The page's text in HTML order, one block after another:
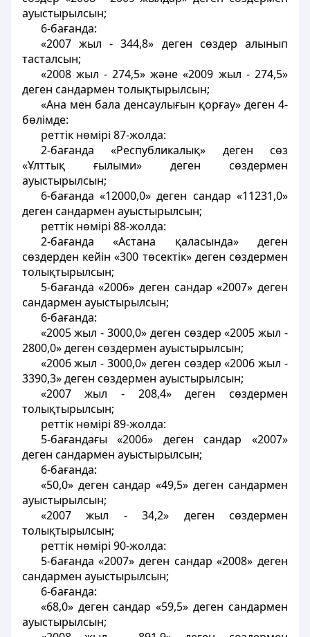
ауыстырылсын;
6-бағанда:
«2007 жыл - 344,8» деген сөздер алынып
тасталсын;
«2008 жыл - 274,5» және «2009 жыл - 274,5»
деген сандармен толықтырылсын;
«Ана мен бала денсаулығын қорғау» деген 4-
бөлімде:
реттік нөмірі 87-жолда:
2-бағанда «Республикалық» деген сөз
«Ұлттық ғылыми» деген сөздермен
ауыстырылсын;
6-бағанда «12000,0» деген сандар «11231,0»
деген сандармен ауыстырылсын;
реттік нөмірі 88-жолда:
2-бағанда «Астана қаласында» деген
сөздерден кейін «300 төсектік» деген сөздермен
толықтырылсын;
5-бағанда «2006» деген сандар «2007» деген
сандармен ауыстырылсын;
6-бағанда:
«2005 жыл - 3000,0» деген сөздер «2005 жыл -
2800,0» деген сөздермен ауыстырылсын;
«2006 жыл - 3000,0» деген сөздер «2006 жыл -
3390,3» деген сөздермен ауыстырылсын;
«2007 жыл - 208,4» деген сөздермен
толықтырылсын;
реттік нөмірі 89-жолда:
5-бағандағы «2006» деген сандар «2007»
деген сандармен ауыстырылсын;
6-бағанда:
«50,0» деген сандар «49,5» деген сандармен
ауыстырылсын;
«2007 жыл - 34,2» деген сөздермен
толықтырылсын;
реттік нөмірі 90-жолда:
5-бағанда «2007» деген сандар «2008» деген
сандармен ауыстырылсын;
6-бағанда:
«68,0» деген сандар «59,5» деген сандармен
ауыстырылсын;